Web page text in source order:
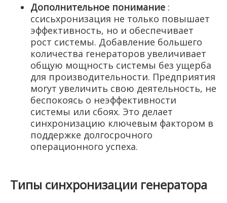
Дополнительное понимание :
ссисьхронизация не только повышает
эффективность, но и обеспечивает
рост системы. Добавление большего
количества генераторов увеличивает
общую мощность системы без ущерба
для производительности. Предприятия
могут увеличить свою деятельность, не
беспокоясь о неэффективности
системы или сбоях. Это делает
синхронизацию ключевым фактором в
поддержке долгосрочного
операционного успеха.
Типы синхронизации генератора